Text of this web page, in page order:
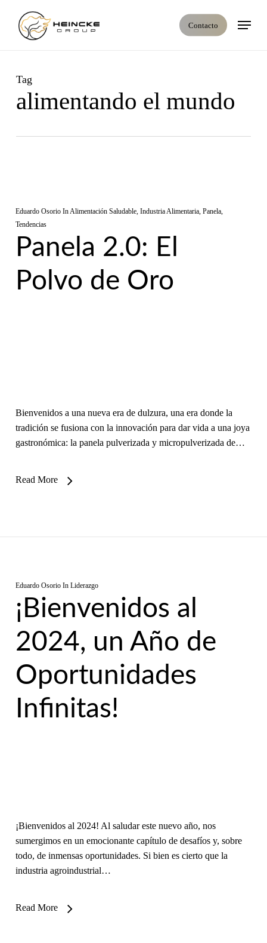
Contacto
Menú
Tag
alimentando el mundo
Eduardo Osorio InAlimentación Saludable, Industria Alimentaria, Panela,
Tendencias
Panela 2.0: El
Polvo de Oro
Bienvenidos a una nueva era de dulzura, una era donde la
tradición se fusiona con la innovación para dar vida a una joya
gastronómica: la panela pulverizada y micropulverizada de…
Read More
Eduardo Osorio In Liderazgo
¡Bienvenidos al
2024, un Año de
Oportunidades
Infinitas!
¡Bienvenidos al 2024! Al saludar este nuevo año, nos
sumergimos en un emocionante capítulo de desafíos y, sobre
todo, de inmensas oportunidades. Si bien es cierto que la
industria agroindustrial…
Read More